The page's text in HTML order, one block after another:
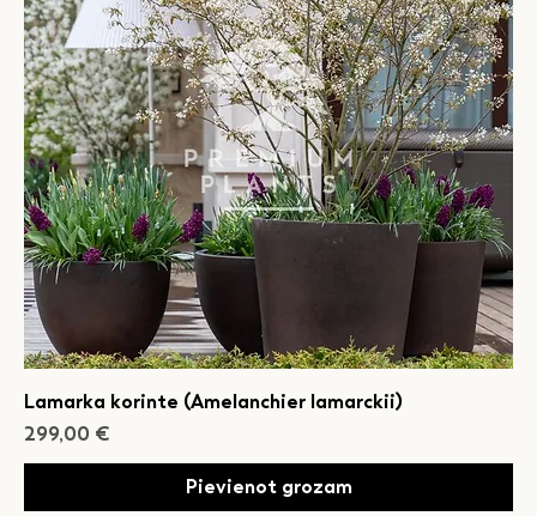
Lamarka korinte (Amelanchier lamarckii)
Cena
299,00 €
Pievienot grozam